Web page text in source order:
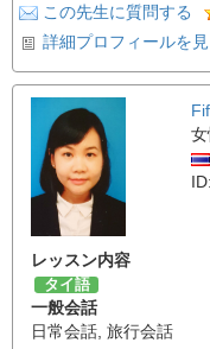
この先生に質問する
詳細プロフィールを見
レッスン内容
タイ語
一般会話
日常会話 旅行会話